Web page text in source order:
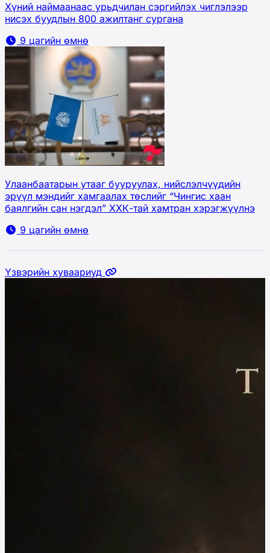
Хүний наймаанаас урьдчилан сэргийлэх чиглэлээр
нисэх буудлын 800 ажилтанг сургана
9 цагийн өмнө
Улаанбаатарын утааг бууруулах, нийслэлчүүдийн
эрүүл мэндийг хамгаалах төслийг “Чингис хаан
баялгийн сан нэгдэл” ХХК-тай хамтран хэрэгжүүлнэ
9 цагийн өмнө
Үзвэрийн хуваариуд